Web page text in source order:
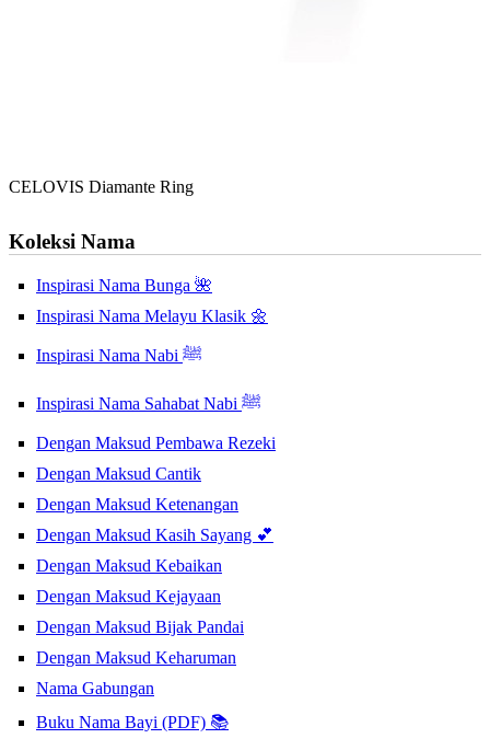
CELOVIS Diamante Ring
Koleksi Nama
Inspirasi Nama Bunga 🌺
Inspirasi Nama Melayu Klasik 🌼
Inspirasi Nama Nabi ﷺ
Inspirasi Nama Sahabat Nabi ﷺ
Dengan Maksud Pembawa Rezeki
Dengan Maksud Cantik
Dengan Maksud Ketenangan
Dengan Maksud Kasih Sayang 💕
Dengan Maksud Kebaikan
Dengan Maksud Kejayaan
Dengan Maksud Bijak Pandai
Dengan Maksud Keharuman
Nama Gabungan
Buku Nama Bayi (PDF) 📚